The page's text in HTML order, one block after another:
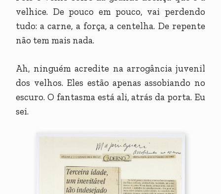
velhice. De pouco em pouco, vai perdendo
tudo: a carne, a força, a centelha. De repente
não tem mais nada.
Ah, ninguém acredite na arrogância juvenil
dos velhos. Eles estão apenas assobiando no
escuro. O fantasma está ali, atrás da porta. Eu
sei.